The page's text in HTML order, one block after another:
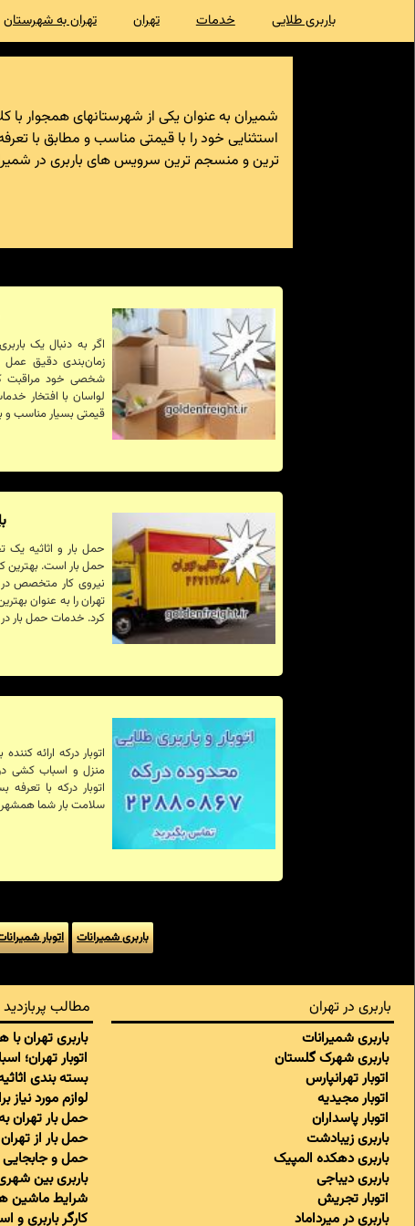
باربری طلایی خدمات تهران تهران به شهرستان
شمیران به عنوان یکی از شهرستانهای همجوار
استثنایی خود را با قیمتی مناسب و مطابق با
ترین و منسجم ترین سرویس های باربری در
اگر به دنبال یک
زمان‌بندی دقیق عمل
شخصی خود مراقبت
لواسان با افتخار
قیمتی بسیار مناسب و با
حمل بار و اثاثیه
حمل بار است. بهترین
نیروی کار متخصص در
تهران را به عنوان
کرد. خدمات حمل بار در
اتوبار درکه ارائه
منزل و اسباب کشی
اتوبار درکه با
سلامت بار شما
باربری شمیرانات اتوبار
باربری در تهران
باربری شمیرانات
باربری شهرک گلستان
اتوبار تهرانپارس
اتوبار مجیدیه
اتوبار پاسداران
باربری زیبادشت
باربری دهکده المپیک
باربری دیباجی
اتوبار تجریش
باربری در میرداماد
مطالب پربازدید
باربری تهران
اتوبار تهران؛
بسته بندی
لوازم مورد نیاز
حمل بار تهران
حمل بار از
حمل و جابجایی
باربری بین
شرایط ماشین
کارگر باربری و